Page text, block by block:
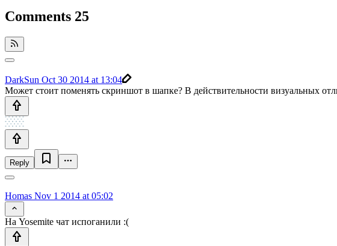
Comments 25
DarkSun Oct 30 2014 at 13:04
Может стоит поменять скриншот в шапке? В действительности визуальных
Reply
Homas Nov 1 2014 at 05:02
На Yosemite чат испоганили :(